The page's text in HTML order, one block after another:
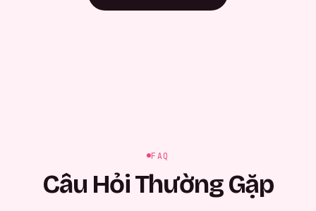
FAQ
Câu Hỏi Thường Gặp